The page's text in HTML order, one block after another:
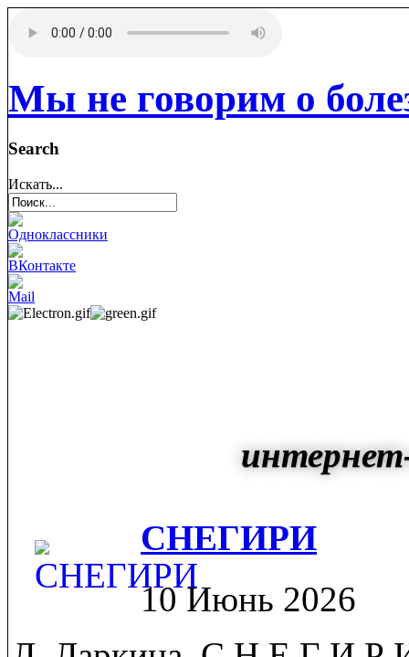
Мы не говорим о
Search
Искать...
СНЕГИРИ
10 Июнь 2026